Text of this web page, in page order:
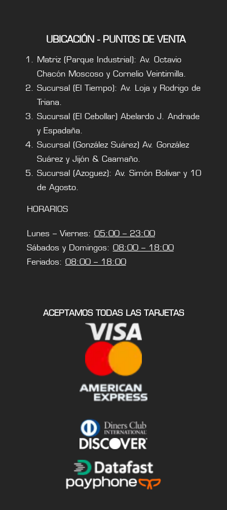
UBICACIÓN - PUNTOS DE VENTA
Matriz (Parque Industrial): Av. Octavio
Chacón Moscoso y Cornelio Veintimilla.
Sucursal (El Tiempo): Av. Loja y Rodrigo de
Triana.
Sucursal (El Cebollar) Abelardo J. Andrade
y Espadaña.
Sucursal (González Suárez) Av. González
Suárez y Jijón & Caamaño.
Sucursal (Azoguez): Av. Simón Bolivar y 10
de Agosto.
HORARIOS
Lunes – Viernes: 05:00 – 23:00
Sábados y Domingos: 08:00 – 18:00
Feriados: 08:00 – 18:00
ACEPTAMOS TODAS LAS TARJETAS